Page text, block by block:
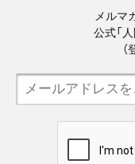
メルマ
公式「